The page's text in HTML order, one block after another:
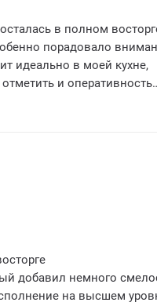
в полном
порадовало
идеально в моей кухне,
и оперативность
добавил немного
на высшем